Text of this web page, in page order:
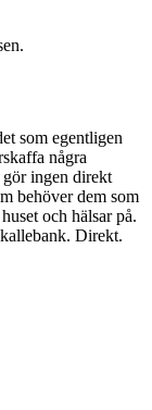
som egentligen
några
ingen direkt
behöver dem som
och hälsar på.
Direkt.